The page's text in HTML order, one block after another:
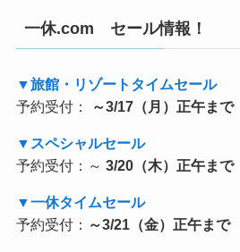
一休.com セール情報！
▼旅館・リゾートタイムセール
予約受付：
～3/17（月）正午まで
▼スペシャルセール
予約受付：～ 3/20（木）正午まで
▼一休タイムセール
予約受付： ～3/21（金）正午まで